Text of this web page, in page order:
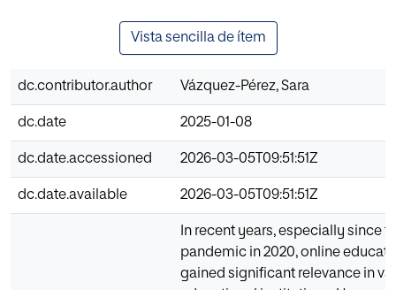
Vista sencilla de ítem
dc.contributor.author Vázquez-Pérez, Sara
dc.date 2025-01-08
dc.date.accessioned 2026-03-05T09:51:51Z
dc.date.available 2026-03-05T09:51:51Z
In recent years, especially since
pandemic in 2020, online
gained significant relevance in